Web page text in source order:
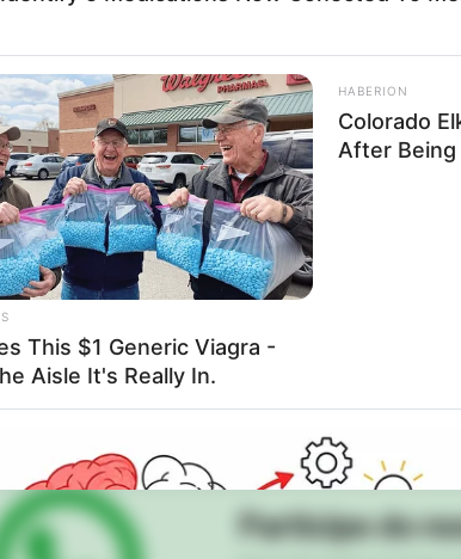
pela prática ilícita.
ao crime, equipes da DIG e DISE
os policiais localizaram na
utilizadas na execução do assalto.
elementos de prova coletados, a
deferido pela Vara do
à Fundação Casa de Marília, onde
continuam com o objetivo de
Participe do
This $1 Generic Viagra -
Aisle It's Really In.
HABERION
Colorado
After Being